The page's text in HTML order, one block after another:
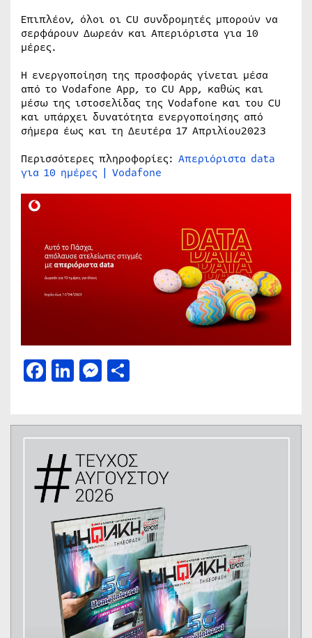
Επιπλέον, όλοι οι CU συνδρομητές μπορούν να
σερφάρουν Δωρεάν και Απεριόριστα για 10
μέρες.
Η ενεργοποίηση της προσφοράς γίνεται μέσα
από το Vodafone App, το CU App, καθώς και
μέσω της ιστοσελίδας της Vodafone και του CU
και υπάρχει δυνατότητα ενεργοποίησης από
σήμερα έως και τη Δευτέρα 17 Απριλίου2023
Περισσότερες πληροφορίες: Απεριόριστα data
για 10 ημέρες | Vodafone
Facebook
LinkedIn
Messenger